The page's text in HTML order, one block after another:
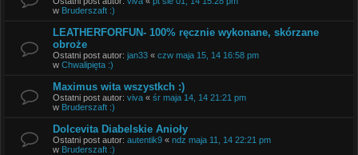
w Bruderszaft :)
LEATHERFORFUN- 100% ręcznie wykonane, skórzane
obroże
Ostatni post autor: jan33 « czw maja 15, 14 16:58 pm
w Chwalipięta :)
Maximus wita wszystkch :)
Ostatni post autor: viva « śr maja 14, 14 21:21 pm
w Bruderszaft :)
Dolcevita Diabelskie Anioły
Ostatni post autor: autentik9 « ndz maja 11, 14 22:21 pm
w Bruderszaft :)